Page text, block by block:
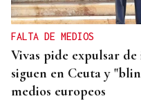
FALTA DE MEDIOS
Vivas pide expulsar
siguen en Ceuta y
medios europeos